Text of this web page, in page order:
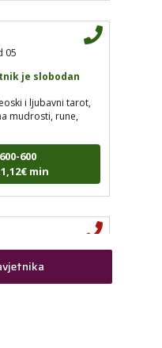
05
je slobodan
i ljubavni tarot,
mudrosti, rune,
600
min
je zauzet